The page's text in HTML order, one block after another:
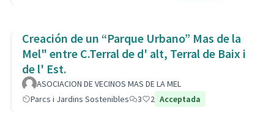
Creación de un “Parque Urbano” Mas de la
Mel" entre C.Terral de d' alt, Terral de Baix i
de l' Est.
ASOCIACION DE VECINOS MAS DE LA MEL
Parcs i Jardins Sostenibles
3 2 Acceptada